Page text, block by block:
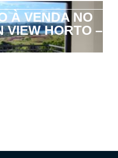
À VENDA NO
VIEW HORTO –